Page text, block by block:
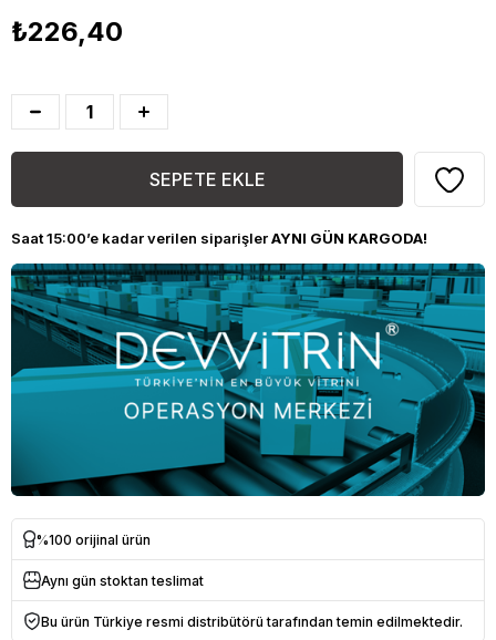
₺226,40
Saat 15:00’e kadar verilen siparişlerAYNI GÜN KARGODA!
%100 orijinal ürün
Aynı gün stoktan teslimat
Bu ürün Türkiye resmi distribütörü tarafından temin edilmektedir.